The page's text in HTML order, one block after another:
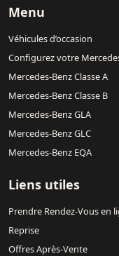
Menu
Véhicules d’occasion
Configurez votre
Mercedes-Benz Classe A
Mercedes-Benz Classe B
Mercedes-Benz GLA
Mercedes-Benz GLC
Mercedes-Benz EQA
Liens utiles
Prendre Rendez-Vous en
Reprise
Offres Après-Vente